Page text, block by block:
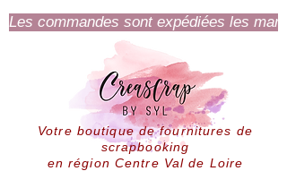
Les commandes sont expédiées les
Votre boutique de fournitures de
scrapbooking
en région Centre Val de Loire